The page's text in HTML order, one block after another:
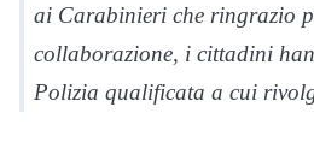
ai Carabinieri che ringrazio
collaborazione, i cittadini
Polizia qualificata a cui